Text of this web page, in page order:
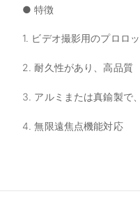
● 特徴
1. ビデオ撮影用のプロロ
2. 耐久性があり、高品質
3. アルミまたは真鍮製で
4. 無限遠焦点機能対応